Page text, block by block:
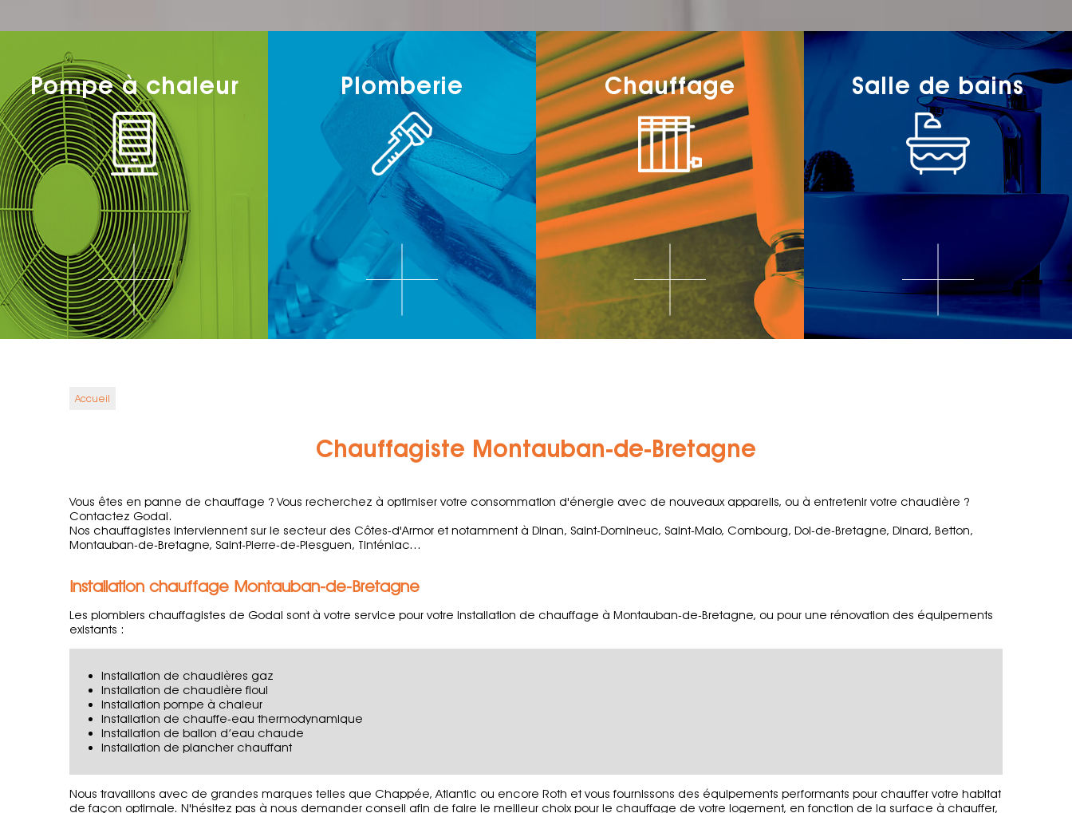
Pompe à chaleur Plomberie Chauffage Salle de bains
Accueil
Chauffagiste Montauban-de-Bretagne
Vous êtes en panne de chauffage ? Vous recherchez à optimiser votre consommation d'énergie avec de nouveaux appareils, ou à entretenir votre chaudière ?
Contactez Godal.
Nos chauffagistes interviennent sur le secteur des Côtes-d'Armor et notamment à Dinan, Saint-Domineuc, Saint-Malo, Combourg, Dol-de-Bretagne, Dinard, Betton,
Montauban-de-Bretagne, Saint-Pierre-de-Plesguen, Tinténiac...
Installation chauffage Montauban-de-Bretagne
Les plombiers chauffagistes de Godal sont à votre service pour votre installation de chauffage à Montauban-de-Bretagne, ou pour une rénovation des équipements
existants :
Installation de chaudières gaz
Installation de chaudière fioul
Installation pompe à chaleur
Installation de chauffe-eau thermodynamique
Installation de ballon d’eau chaude
Installation de plancher chauffant
Nous travaillons avec de grandes marques telles que Chappée, Atlantic ou encore Roth et vous fournissons des équipements performants pour chauffer votre habitat
de façon optimale. N'hésitez pas à nous demander conseil afin de faire le meilleur choix pour le chauffage de votre logement, en fonction de la surface à chauffer,